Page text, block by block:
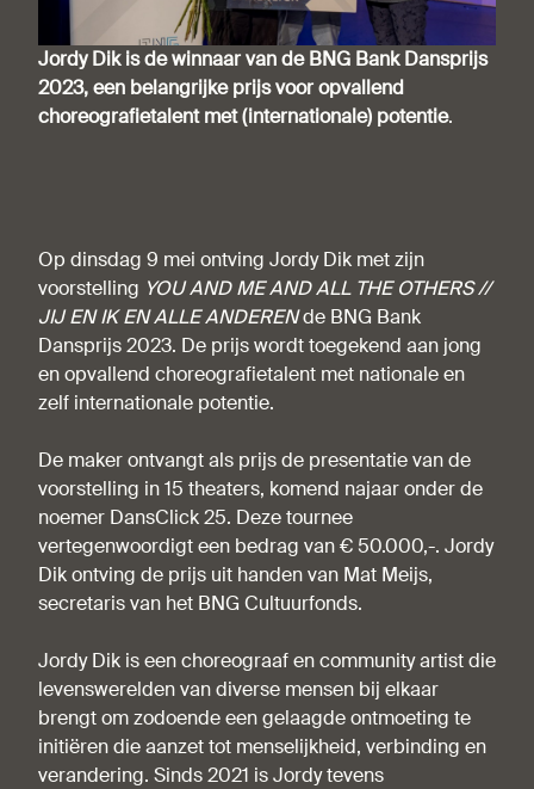
Jordy Dik is de winnaar van de BNG Bank Dansprijs
2023, een belangrijke prijs voor opvallend
choreografietalent met (internationale) potentie.
Op dinsdag 9 mei ontving Jordy Dik met zijn
voorstelling YOU AND ME AND ALL THE OTHERS //
JIJ EN IK EN ALLE ANDERENde BNG Bank
Dansprijs 2023. De prijs wordt toegekend aan jong
en opvallend choreografietalent met nationale en
zelf internationale potentie.
De maker ontvangt als prijs de presentatie van de
voorstelling in 15 theaters, komend najaar onder de
noemer DansClick 25. Deze tournee
vertegenwoordigt een bedrag van € 50.000,-. Jordy
Dik ontving de prijs uit handen van Mat Meijs,
secretaris van het BNG Cultuurfonds.
Jordy Dik is een choreograaf en community artist die
levenswerelden van diverse mensen bij elkaar
brengt om zodoende een gelaagde ontmoeting te
initiëren die aanzet tot menselijkheid, verbinding en
verandering. Sinds 2021 is Jordy tevens